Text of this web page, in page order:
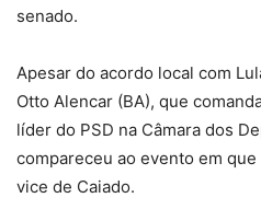
senado.
Apesar do acordo local com
Otto Alencar (BA), que
líder do PSD na Câmara dos
compareceu ao evento em
vice de Caiado.